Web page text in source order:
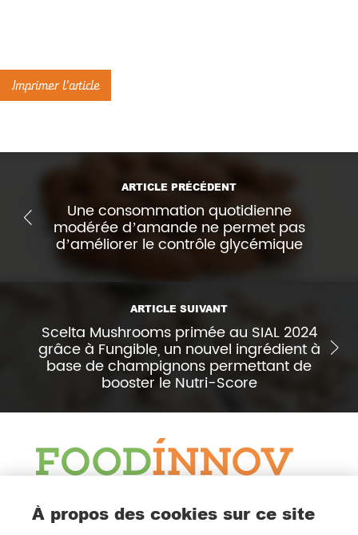
Imprimer l'article
ARTICLE PRÉCÉDENT
Une consommation quotidienne
modérée d’amande ne permet pas
d’améliorer le contrôle glycémique
ARTICLE SUIVANT
Scelta Mushrooms primée au SIAL 2024
grâce à Fungible, un nouvel ingrédient à
base de champignons permettant de
booster le Nutri-Score
Le Blog
À propos des cookies sur ce site